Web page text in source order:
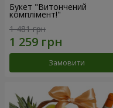
Букет "Витончений
комплімент!"
1 481 грн
Замовити